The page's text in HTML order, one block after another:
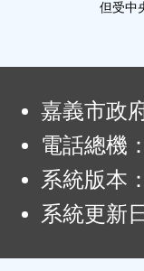
但受中
嘉義市政
電話總機
系統版本：
系統更新